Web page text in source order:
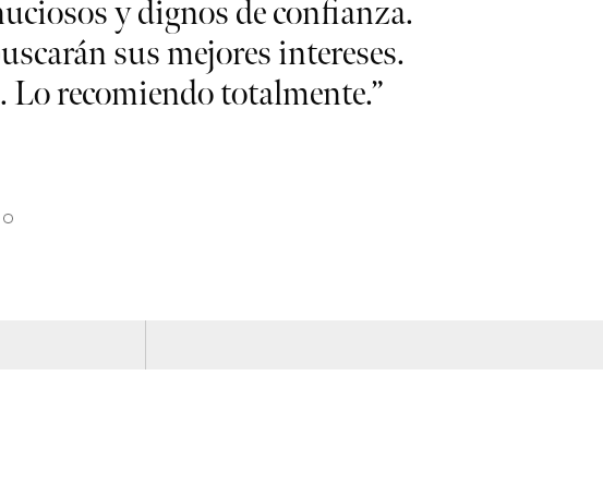
y dignos de confianza.
sus mejores intereses.
recomiendo totalmente.”